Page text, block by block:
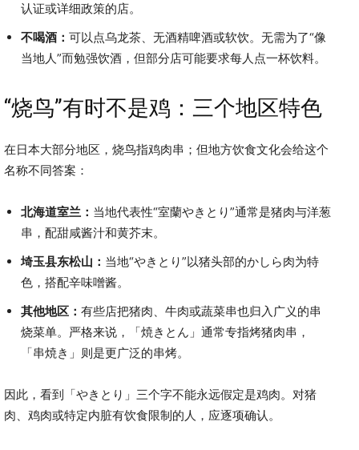
认证或详细政策的店。
不喝酒： 可以点乌龙茶、无酒精啤酒或软饮。无需为了“像
当地人”而勉强饮酒，但部分店可能要求每人点一杯饮料。
“烧鸟”有时不是鸡：三个地区特色
在日本大部分地区，烧鸟指鸡肉串；但地方饮食文化会给这个
名称不同答案：
北海道室兰： 当地代表性“室蘭やきとり”通常是猪肉与洋葱
串，配甜咸酱汁和黄芥末。
埼玉县东松山： 当地“やきとり”以猪头部的かしら肉为特
色，搭配辛味噌酱。
其他地区： 有些店把猪肉、牛肉或蔬菜串也归入广义的串
烧菜单。严格来说，「焼きとん」通常专指烤猪肉串，
「串焼き」则是更广泛的串烤。
因此，看到「やきとり」三个字不能永远假定是鸡肉。对猪
肉、鸡肉或特定内脏有饮食限制的人，应逐项确认。